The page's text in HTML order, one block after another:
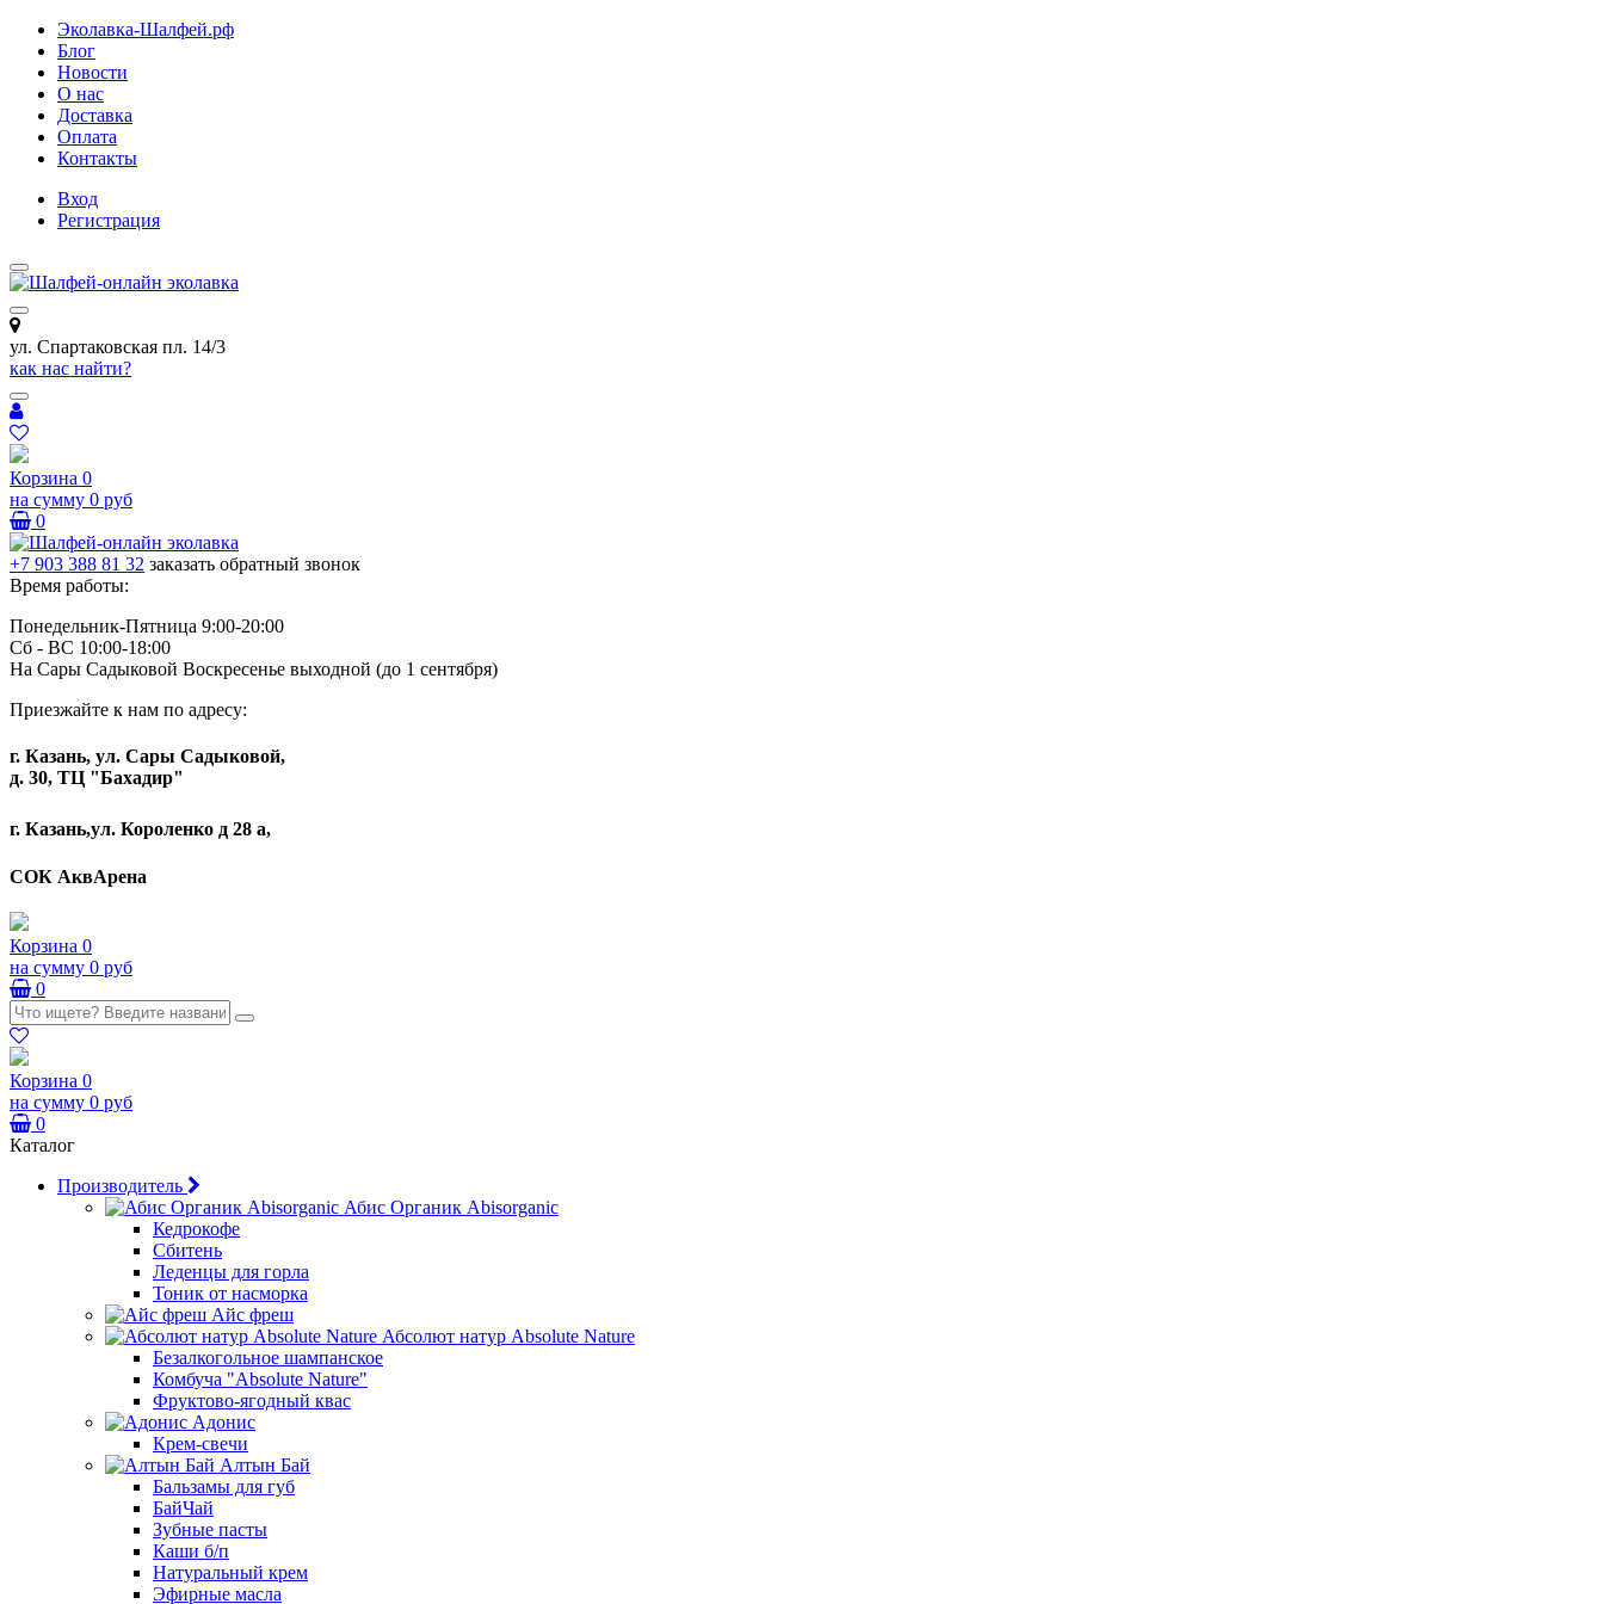
Эколавка-Шалфей.рф
Блог
Новости
О нас
Доставка
Оплата
Контакты
Вход
Регистрация
ул. Спартаковская пл. 14/3
как нас найти?
Корзина 0
на сумму 0 руб
0
+7 903 388 81 32 заказать обратный звонок
Время работы:
Понедельник-Пятница 9:00-20:00
Сб - ВС 10:00-18:00
На Сары Садыковой Воскресенье выходной (до 1 сентября)
Приезжайте к нам по адресу:
г. Казань, ул. Сары Садыковой,
д. 30, ТЦ "Бахадир"
г. Казань,ул. Короленко д 28 а,
СОК АквАрена
Корзина 0
на сумму 0 руб
0
Корзина 0
на сумму 0 руб
0
Каталог
Производитель
Абис Органик Abisorganic
Кедрокофе
Сбитень
Леденцы для горла
Тоник от насморка
Айс фреш
Абсолют натур Absolute Nature
Безалкогольное шампанское
Комбуча "Absolute Nature"
Фруктово-ягодный квас
Адонис
Крем-свечи
Алтын Бай
Бальзамы для губ
БайЧай
Зубные пасты
Каши б/п
Натуральный крем
Эфирные масла